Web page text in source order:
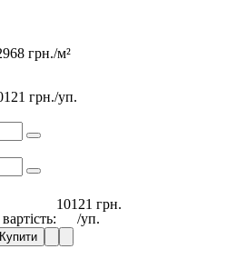
грн./м²
грн./уп.
10121 грн.
/уп.
Купити